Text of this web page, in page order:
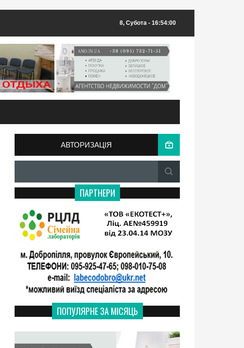
8, Субота - 16:54:00
АВТОРИЗАЦІЯ
ПАРТНЕРИ
ПОПУЛЯРНЕ ЗА МІСЯЦЬ